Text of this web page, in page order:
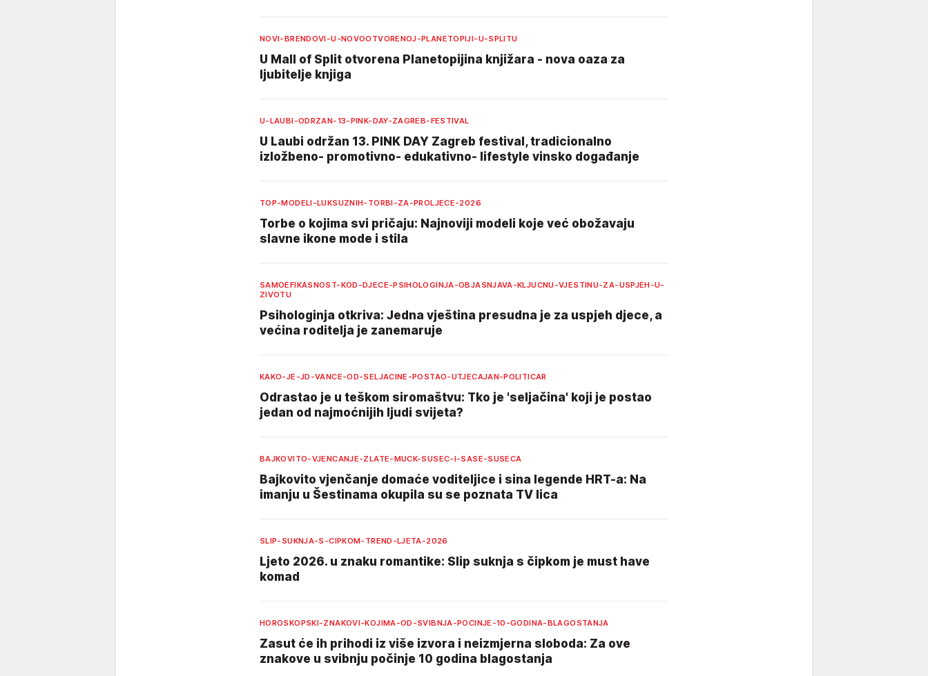
NOVI-BRENDOVI-U-NOVOOTVORENOJ-PLANETOPIJI-U-SPLITU
U Mall of Split otvorena Planetopijina knjižara - nova oaza za
ljubitelje knjiga
U-LAUBI-ODRZAN-13-PINK-DAY-ZAGREB-FESTIVAL
U Laubi održan 13. PINK DAY Zagreb festival, tradicionalno
izložbeno- promotivno- edukativno- lifestyle vinsko događanje
TOP-MODELI-LUKSUZNIH-TORBI-ZA-PROLJECE-2026
Torbe o kojima svi pričaju: Najnoviji modeli koje već obožavaju
slavne ikone mode i stila
SAMOEFIKASNOST-KOD-DJECE-PSIHOLOGINJA-OBJASNJAVA-KLJUCNU-VJESTINU-ZA-USPJEH-U-
ZIVOTU
Psihologinja otkriva: Jedna vještina presudna je za uspjeh djece, a
većina roditelja je zanemaruje
KAKO-JE-JD-VANCE-OD-SELJACINE-POSTAO-UTJECAJAN-POLITICAR
Odrastao je u teškom siromaštvu: Tko je 'seljačina' koji je postao
jedan od najmoćnijih ljudi svijeta?
BAJKOVITO-VJENCANJE-ZLATE-MUCK-SUSEC-I-SASE-SUSECA
Bajkovito vjenčanje domaće voditeljice i sina legende HRT-a: Na
imanju u Šestinama okupila su se poznata TV lica
SLIP-SUKNJA-S-CIPKOM-TREND-LJETA-2026
Ljeto 2026. u znaku romantike: Slip suknja s čipkom je must have
komad
HOROSKOPSKI-ZNAKOVI-KOJIMA-OD-SVIBNJA-POCINJE-10-GODINA-BLAGOSTANJA
Zasut će ih prihodi iz više izvora i neizmjerna sloboda: Za ove
znakove u svibnju počinje 10 godina blagostanja